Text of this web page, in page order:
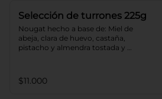
Selección de turrones 225g
Nougat hecho a base de: Miel de
abeja, clara de huevo, castaña,
pistacho y almendra tostada y
$11.000